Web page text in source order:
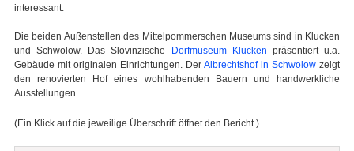
interessant.
Die beiden Außenstellen des Mittelpommerschen Museums sind in Klucken
und Schwolow. Das Slovinzische
Dorfmuseum Klucken präsentiert u.a.
Gebäude mit originalen Einrichtungen. Der Albrechtshof in Schwolow zeigt
den renovierten Hof eines wohlhabenden Bauern und handwerkliche
Ausstellungen.
(Ein Klick auf die jeweilige Überschrift öffnet den Bericht.)